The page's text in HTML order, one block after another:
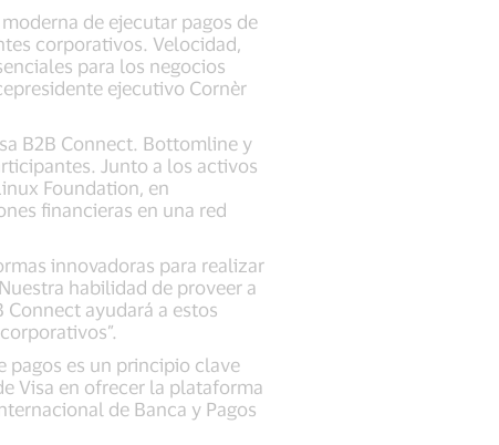
de ejecutar pagos de
corporativos. Velocidad,
para los negocios
ejecutivo Cornèr
B2B Connect. Bottomline y
Junto a los activos
Foundation, en
financieras en una red
innovadoras para realizar
habilidad de proveer a
ayudará a estos
pagos es un principio clave
Visa en ofrecer la plataforma
de Banca y Pagos